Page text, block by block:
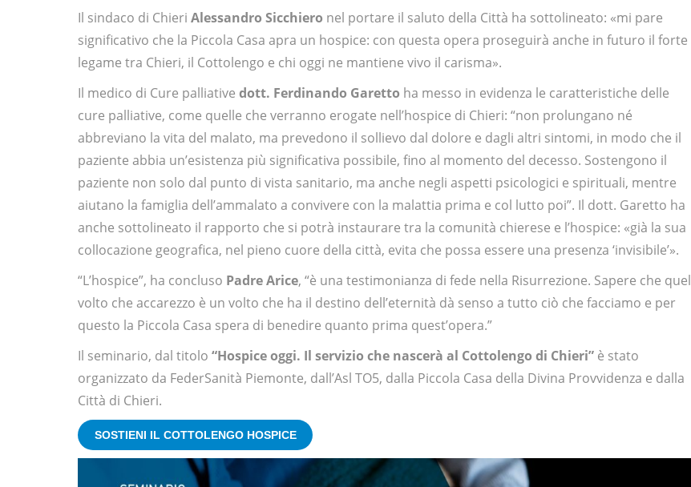
Il sindaco di Chieri Alessandro Sicchiero nel portare il saluto della Città ha sottolineato: «mi pare
significativo che la Piccola Casa apra un hospice: con questa opera proseguirà anche in futuro il forte
legame tra Chieri, il Cottolengo e chi oggi ne mantiene vivo il carisma».
Il medico di Cure palliative dott. Ferdinando Garetto ha messo in evidenza le caratteristiche delle
cure palliative, come quelle che verranno erogate nell’hospice di Chieri: “non prolungano né
abbreviano la vita del malato, ma prevedono il sollievo dal dolore e dagli altri sintomi, in modo che il
paziente abbia un’esistenza più significativa possibile, fino al momento del decesso. Sostengono il
paziente non solo dal punto di vista sanitario, ma anche negli aspetti psicologici e spirituali, mentre
aiutano la famiglia dell’ammalato a convivere con la malattia prima e col lutto poi”. Il dott. Garetto ha
anche sottolineato il rapporto che si potrà instaurare tra la comunità chierese e l’hospice: «già la sua
collocazione geografica, nel pieno cuore della città, evita che possa essere una presenza ‘invisibile’».
“L’hospice”, ha concluso Padre Arice, “è una testimonianza di fede nella Risurrezione. Sapere che quel
volto che accarezzo è un volto che ha il destino dell’eternità dà senso a tutto ciò che facciamo e per
questo la Piccola Casa spera di benedire quanto prima quest’opera.”
Il seminario, dal titolo “Hospice oggi. Il servizio che nascerà al Cottolengo di Chieri” è stato
organizzato da FederSanità Piemonte, dall’Asl TO5, dalla Piccola Casa della Divina Provvidenza e dalla
Città di Chieri.
SOSTIENI IL COTTOLENGO HOSPICE